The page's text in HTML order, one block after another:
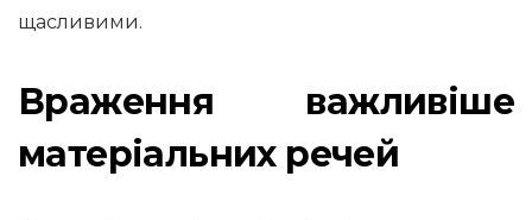
щасливими.
Враження важливіше
матеріальних речей